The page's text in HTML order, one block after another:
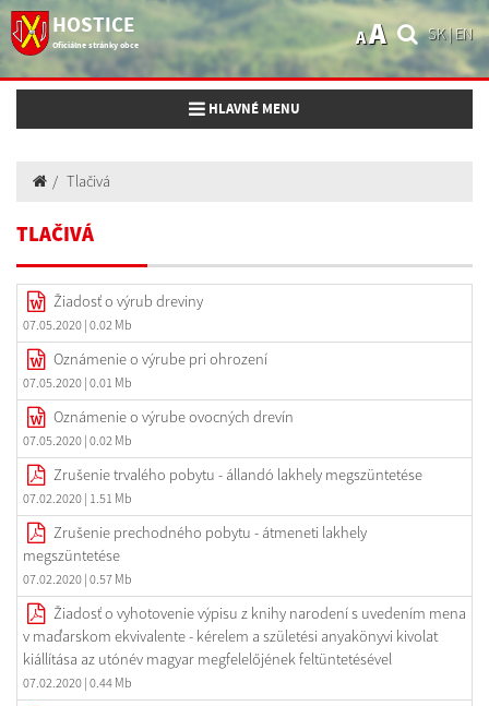
HOSTICE
Oficiálne stránky obce
SK|EN
AA
Toggle navigation
HLAVNÉ MENU
Tlačivá
TLAČIVÁ
Žiadosť o výrub dreviny
07.05.2020 | 0.02 Mb
Oznámenie o výrube pri ohrození
07.05.2020 | 0.01 Mb
Oznámenie o výrube ovocných drevín
07.05.2020 | 0.02 Mb
Zrušenie trvalého pobytu - állandó lakhely megszüntetése
07.02.2020 | 1.51 Mb
Zrušenie prechodného pobytu - átmeneti lakhely
megszüntetése
07.02.2020 | 0.57 Mb
Žiadosť o vyhotovenie výpisu z knihy narodení s uvedením mena
v maďarskom ekvivalente - kérelem a születési anyakönyvi kivolat
kiállítása az utónév magyar megfelelőjének feltüntetésével
07.02.2020 | 0.44 Mb